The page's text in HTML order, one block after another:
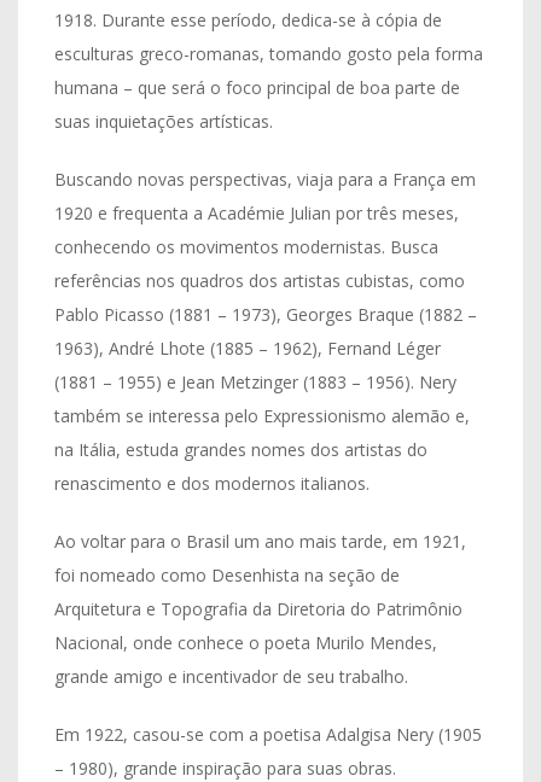
1918. Durante esse período, dedica-se à cópia de
esculturas greco-romanas, tomando gosto pela forma
humana – que será o foco principal de boa parte de
suas inquietações artísticas.
Buscando novas perspectivas, viaja para a França em
1920 e frequenta a Académie Julian por três meses,
conhecendo os movimentos modernistas. Busca
referências nos quadros dos artistas cubistas, como
Pablo Picasso (1881 – 1973), Georges Braque (1882 –
1963), André Lhote (1885 – 1962), Fernand Léger
(1881 – 1955) e Jean Metzinger (1883 – 1956). Nery
também se interessa pelo Expressionismo alemão e,
na Itália, estuda grandes nomes dos artistas do
renascimento e dos modernos italianos.
Ao voltar para o Brasil um ano mais tarde, em 1921,
foi nomeado como Desenhista na seção de
Arquitetura e Topografia da Diretoria do Patrimônio
Nacional, onde conhece o poeta Murilo Mendes,
grande amigo e incentivador de seu trabalho.
Em 1922, casou-se com a poetisa Adalgisa Nery (1905
– 1980), grande inspiração para suas obras.